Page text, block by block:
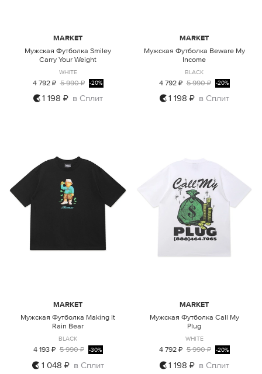
L XL
MARKET
Мужская Футболка Smiley
Carry Your Weight
WHITE
4 792 ₽ 5 990 ₽ -20%
1 198 ₽ в Сплит M L
MARKET
Мужская Футболка Beware My
Income
BLACK
4 792 ₽ 5 990 ₽ -20%
1 198 ₽ в Сплит
M L XL
MARKET
Мужская Футболка Making It
Rain Bear
BLACK
4 193 ₽ 5 990 ₽ -30%
1 048 ₽ в Сплит M L
MARKET
Мужская Футболка Call My
Plug
WHITE
4 792 ₽ 5 990 ₽ -20%
1 198 ₽ в Сплит